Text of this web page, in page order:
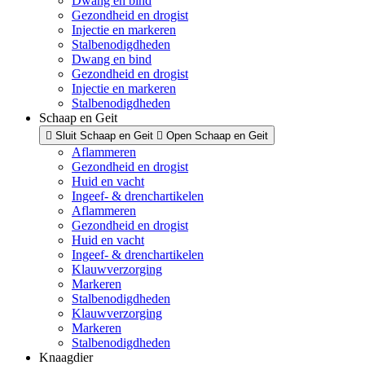
Gezondheid en drogist
Injectie en markeren
Stalbenodigdheden
Dwang en bind
Gezondheid en drogist
Injectie en markeren
Stalbenodigdheden
Schaap en Geit
Sluit Schaap en Geit Open Schaap en Geit
Aflammeren
Gezondheid en drogist
Huid en vacht
Ingeef- & drenchartikelen
Aflammeren
Gezondheid en drogist
Huid en vacht
Ingeef- & drenchartikelen
Klauwverzorging
Markeren
Stalbenodigdheden
Klauwverzorging
Markeren
Stalbenodigdheden
Knaagdier